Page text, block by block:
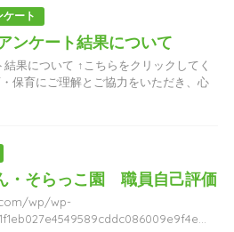
ート
ンケート結果について
果について ↑こちらをクリックしてく
保育にご理解とご協力をいただき、心
・そらっこ園 職員自己評価
wp/wp-